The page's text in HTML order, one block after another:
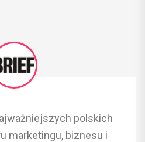
polskich
marketingu, biznesu i